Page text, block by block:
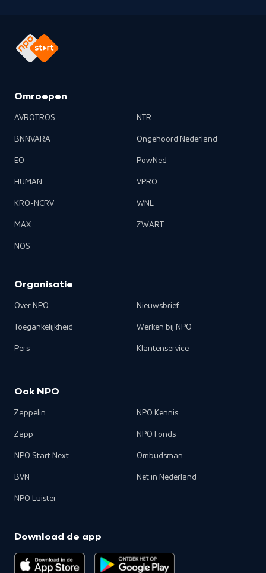
Omroepen
AVROTROS
BNNVARA
EO
HUMAN
KRO-NCRV
MAX
NOS
NTR
Ongehoord Nederland
PowNed
VPRO
WNL
ZWART
Organisatie
Over NPO
Toegankelijkheid
Pers
Nieuwsbrief
Werken bij NPO
Klantenservice
Ook NPO
Zappelin
Zapp
NPO Start Next
BVN
NPO Luister
NPO Kennis
NPO Fonds
Ombudsman
Net in Nederland
Download de app